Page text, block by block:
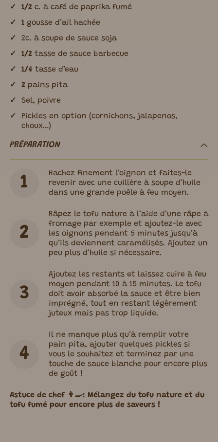
1/2 c. à café de paprika fumé
1 gousse d’ail hachée
2c. à soupe de sauce soja
1/2 tasse de sauce barbecue
1/4 tasse d’eau
2 pains pita
Sel, poivre
Pickles en option (cornichons, jalapenos,
choux…)
PRÉPARATION
Hachez finement l’oignon et faites-le
revenir avec une cuillère à soupe d’huile
dans une grande poêle à feu moyen.
Râpez le tofu nature à l’aide d’une râpe à
fromage par exemple et ajoutez-le avec
les oignons pendant 5 minutes jusqu’à
qu’ils deviennent caramélisés. Ajoutez un
peu plus d’huile si nécessaire.
Ajoutez les restants et laissez cuire à feu
moyen pendant 10 à 15 minutes. Le tofu
doit avoir absorbé la sauce et être bien
imprégné, tout en restant légèrement
juteux mais pas trop liquide.
Il ne manque plus qu’à remplir votre
pain pita, ajouter quelques pickles si
vous le souhaitez et terminez par une
touche de sauce blanche pour encore plus
de goût !
Astuce de chef 👨‍🍳: Mélangez du tofu nature et du
tofu fumé pour encore plus de saveurs !